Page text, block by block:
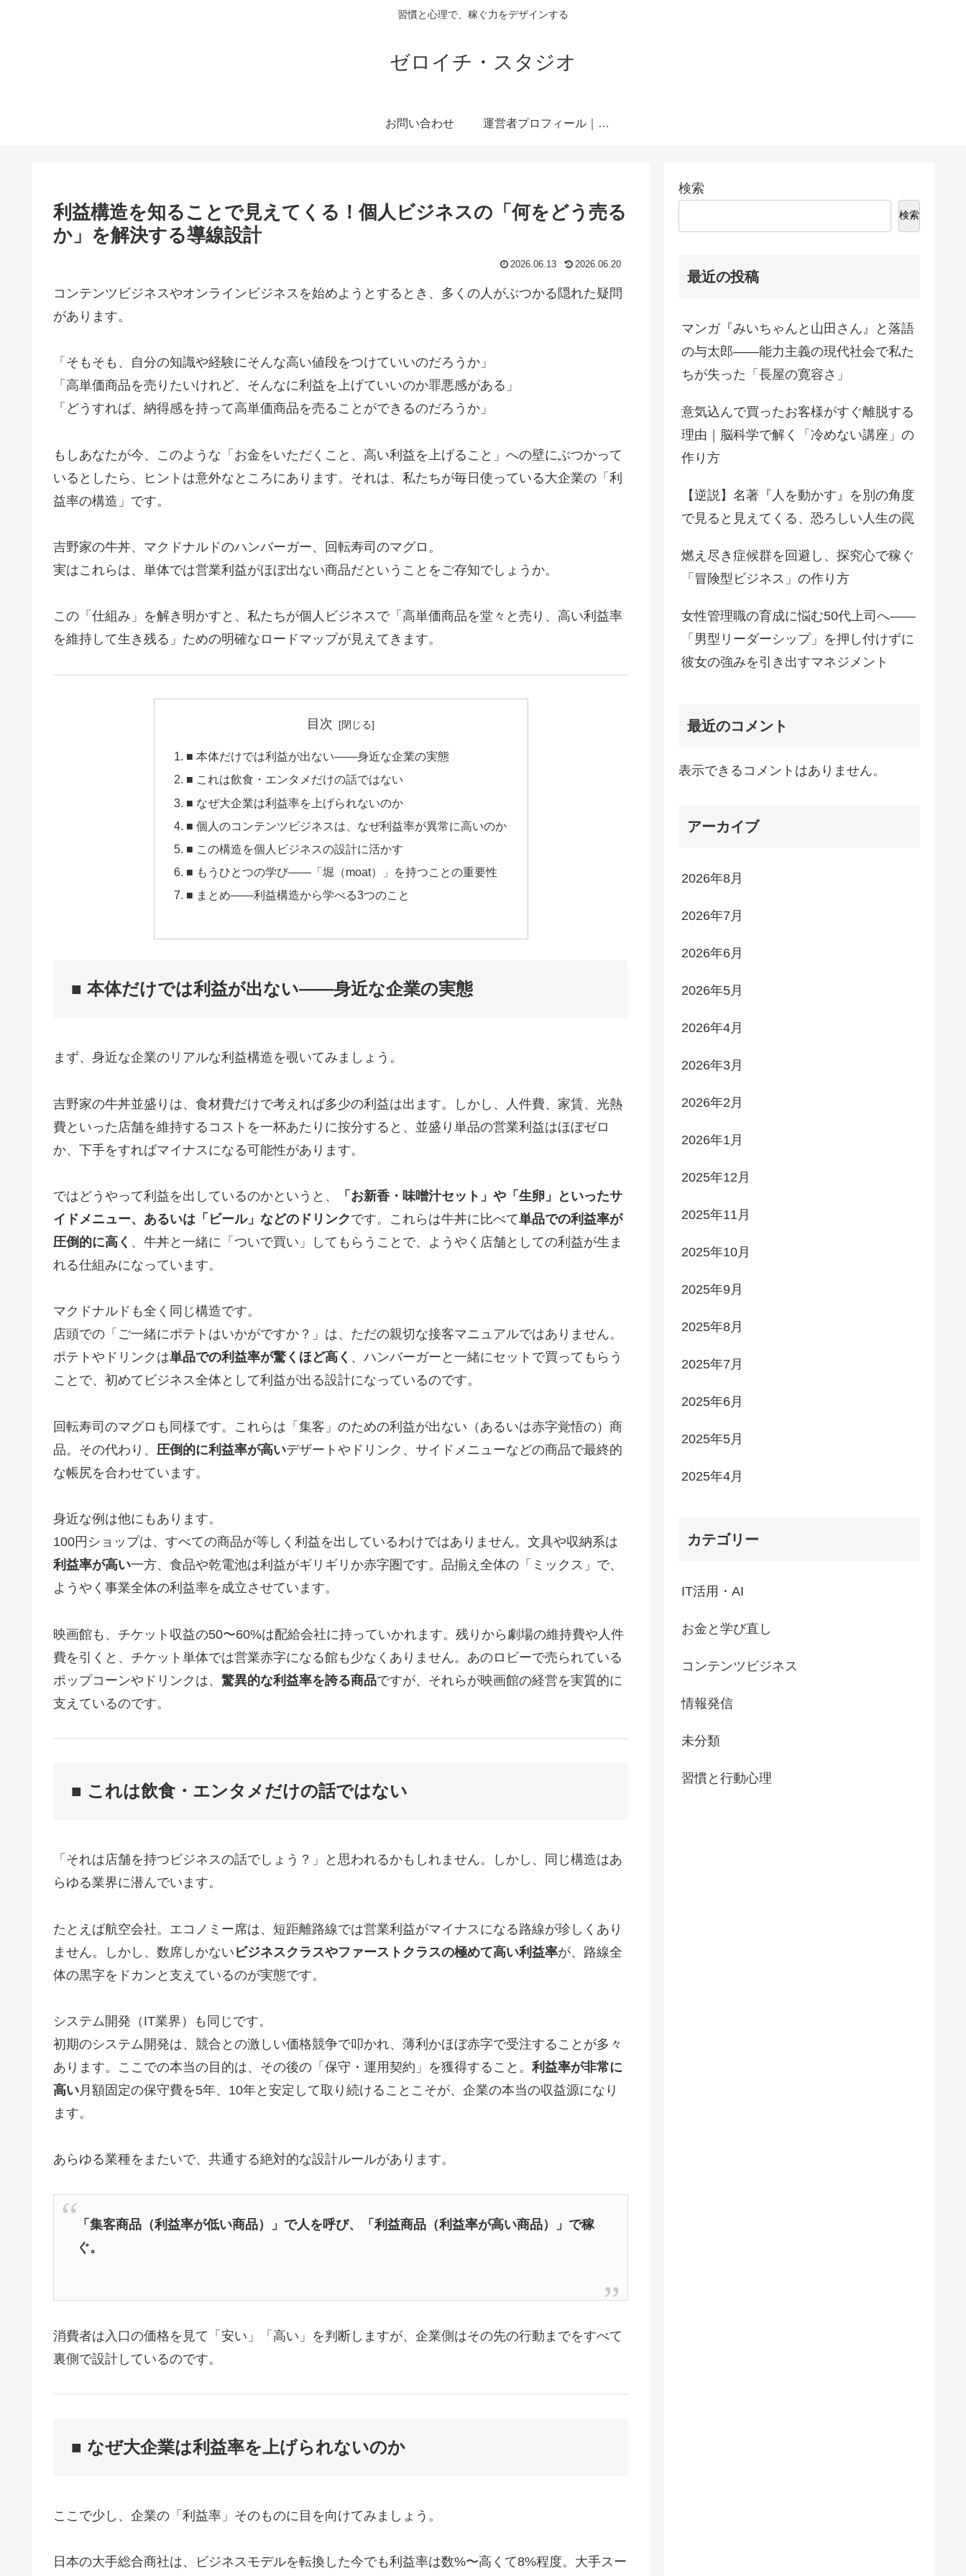
習慣と心理で、稼ぐ力をデザインする
ゼロイチ・スタジオ
お問い合わせ 運営者プロフィール｜ミライジュウ
利益構造を知ることで見えてくる！個人ビジネスの「何をどう売る
か」を解決する導線設計
2026.06.13 2026.06.20
コンテンツビジネスやオンラインビジネスを始めようとするとき、多くの人がぶつかる隠れた疑問
があります。
「そもそも、自分の知識や経験にそんな高い値段をつけていいのだろうか」
「高単価商品を売りたいけれど、そんなに利益を上げていいのか罪悪感がある」
「どうすれば、納得感を持って高単価商品を売ることができるのだろうか」
もしあなたが今、このような「お金をいただくこと、高い利益を上げること」への壁にぶつかって
いるとしたら、ヒントは意外なところにあります。それは、私たちが毎日使っている大企業の「利
益率の構造」です。
吉野家の牛丼、マクドナルドのハンバーガー、回転寿司のマグロ。
実はこれらは、単体では営業利益がほぼ出ない商品だということをご存知でしょうか。
この「仕組み」を解き明かすと、私たちが個人ビジネスで「高単価商品を堂々と売り、高い利益率
を維持して生き残る」ための明確なロードマップが見えてきます。
目次
■ 本体だけでは利益が出ない——身近な企業の実態
■ これは飲食・エンタメだけの話ではない
■ なぜ大企業は利益率を上げられないのか
■ 個人のコンテンツビジネスは、なぜ利益率が異常に高いのか
■ この構造を個人ビジネスの設計に活かす
■ もうひとつの学び——「堀（moat）」を持つことの重要性
■ まとめ——利益構造から学べる3つのこと
■ 本体だけでは利益が出ない——身近な企業の実態
まず、身近な企業のリアルな利益構造を覗いてみましょう。
吉野家の牛丼並盛りは、食材費だけで考えれば多少の利益は出ます。しかし、人件費、家賃、光熱
費といった店舗を維持するコストを一杯あたりに按分すると、並盛り単品の営業利益はほぼゼロ
か、下手をすればマイナスになる可能性があります。
ではどうやって利益を出しているのかというと、
「お新香・味噌汁セット」や「生卵」といったサ
イドメニュー、あるいは「ビール」などのドリンクです。これらは牛丼に比べて単品での利益率が
圧倒的に高く 、牛丼と一緒に「ついで買い」してもらうことで、ようやく店舗としての利益が生ま
れる仕組みになっています。
マクドナルドも全く同じ構造です。
店頭での「ご一緒にポテトはいかがですか？」は、ただの親切な接客マニュアルではありません。
ポテトやドリンクは単品での利益率が驚くほど高く 、ハンバーガーと一緒にセットで買ってもらう
ことで、初めてビジネス全体として利益が出る設計になっているのです。
回転寿司のマグロも同様です。これらは「集客」のための利益が出ない（あるいは赤字覚悟の）商
品。その代わり、 圧倒的に利益率が高いデザートやドリンク、サイドメニューなどの商品で最終的
な帳尻を合わせています。
身近な例は他にもあります。
100円ショップは、すべての商品が等しく利益を出しているわけではありません。文具や収納系は
利益率が高い一方、食品や乾電池は利益がギリギリか赤字圏です。品揃え全体の「ミックス」で、
ようやく事業全体の利益率を成立させています。
映画館も、チケット収益の50〜60%は配給会社に持っていかれます。残りから劇場の維持費や人件
費を引くと、チケット単体では営業赤字になる館も少なくありません。あのロビーで売られている
ポップコーンやドリンクは、 驚異的な利益率を誇る商品ですが、それらが映画館の経営を実質的に
支えているのです。
■ これは飲食・エンタメだけの話ではない
「それは店舗を持つビジネスの話でしょう？」と思われるかもしれません。しかし、同じ構造はあ
らゆる業界に潜んでいます。
たとえば航空会社。エコノミー席は、短距離路線では営業利益がマイナスになる路線が珍しくあり
ません。しかし、数席しかない ビジネスクラスやファーストクラスの極めて高い利益率が、路線全
体の黒字をドカンと支えているのが実態です。
システム開発（IT業界）も同じです。
初期のシステム開発は、競合との激しい価格競争で叩かれ、薄利かほぼ赤字で受注することが多々
あります。ここでの本当の目的は、その後の「保守・運用契約」を獲得すること。 利益率が非常に
高い 月額固定の保守費を5年、10年と安定して取り続けることこそが、企業の本当の収益源になり
ます。
あらゆる業種をまたいで、共通する絶対的な設計ルールがあります。
「集客商品（利益率が低い商品）」で人を呼び、「利益商品（利益率が高い商品）」で稼
ぐ。
消費者は入口の価格を見て「安い」「高い」を判断しますが、企業側はその先の行動までをすべて
裏側で設計しているのです。
■ なぜ大企業は利益率を上げられないのか
ここで少し、企業の「利益率」そのものに目を向けてみましょう。
日本の大手総合商社は、ビジネスモデルを転換した今でも利益率は数%〜高くて8%程度。大手スー
検索
検索
最近の投稿
マンガ『みいちゃんと山田さん』と落語
の与太郎——能力主義の現代社会で私た
ちが失った「長屋の寛容さ」
意気込んで買ったお客様がすぐ離脱する
理由｜脳科学で解く「冷めない講座」の
作り方
【逆説】名著『人を動かす』を別の角度
で見ると見えてくる、恐ろしい人生の罠
燃え尽き症候群を回避し、探究心で稼ぐ
「冒険型ビジネス」の作り方
女性管理職の育成に悩む50代上司へ——
「男型リーダーシップ」を押し付けずに
彼女の強みを引き出すマネジメント
最近のコメント
表示できるコメントはありません。
アーカイブ
2026年8月
2026年7月
2026年6月
2026年5月
2026年4月
2026年3月
2026年2月
2026年1月
2025年12月
2025年11月
2025年10月
2025年9月
2025年8月
2025年7月
2025年6月
2025年5月
2025年4月
カテゴリー
IT活用・AI
お金と学び直し
コンテンツビジネス
情報発信
未分類
習慣と行動心理